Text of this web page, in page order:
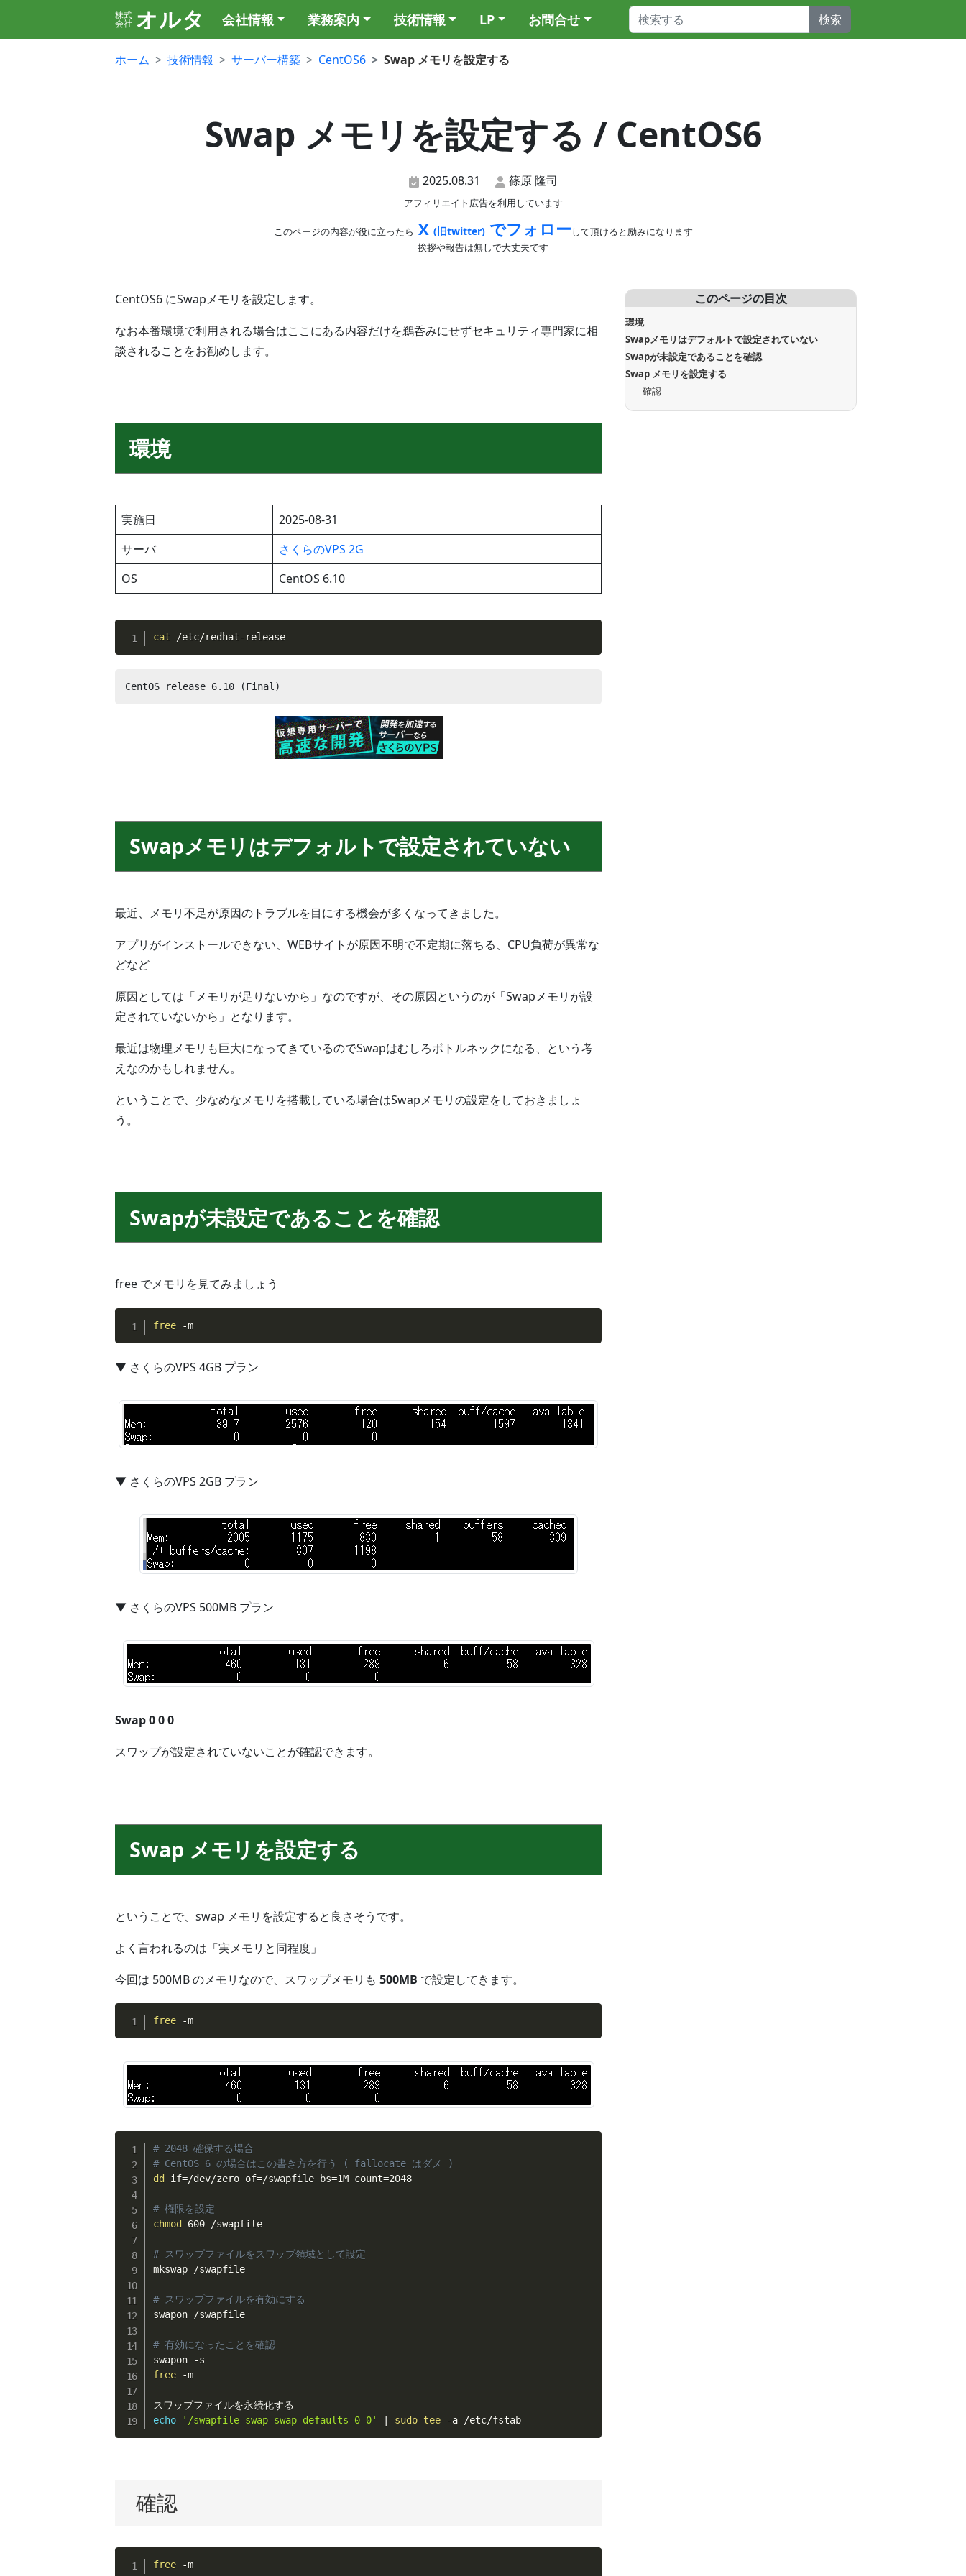
株式
会社 オルタ 会社情報 業務案内 技術情報 LP お問合せ 検索
ホーム 技術情報 サーバー構築 CentOS6 Swap メモリを設定する
Swap メモリを設定する / CentOS6
2025.08.31 篠原 隆司
アフィリエイト広告を利用しています
このページの内容が役に立ったら X (旧twitter)でフォローして頂けると励みになります
挨拶や報告は無しで大丈夫です
CentOS6 にSwapメモリを設定します。
なお本番環境で利用される場合はここにある内容だけを鵜呑みにせずセキュリティ専門家に相
談されることをお勧めします。
環境
実施日
2025-08-31
サーバ
さくらのVPS 2G
OS
CentOS 6.10
cat /etc/redhat-release
CentOS release 6.10 (Final)
Swapメモリはデフォルトで設定されていない
最近、メモリ不足が原因のトラブルを目にする機会が多くなってきました。
アプリがインストールできない、WEBサイトが原因不明で不定期に落ちる、CPU負荷が異常な
どなど
原因としては「メモリが足りないから」なのですが、その原因というのが「Swapメモリが設
定されていないから」となります。
最近は物理メモリも巨大になってきているのでSwapはむしろボトルネックになる、という考
えなのかもしれません。
ということで、少なめなメモリを搭載している場合はSwapメモリの設定をしておきましょ
う。
Swapが未設定であることを確認
free でメモリを見てみましょう
free -m
▼ さくらのVPS 4GB プラン
▼ さくらのVPS 2GB プラン
▼ さくらのVPS 500MB プラン
Swap 0 0 0
スワップが設定されていないことが確認できます。
Swap メモリを設定する
ということで、swap メモリを設定すると良さそうです。
よく言われるのは「実メモリと同程度」
今回は 500MB のメモリなので、スワップメモリも 500MB で設定してきます。
free -m
# 2048 確保する場合
# CentOS 6 の場合はこの書き方を行う ( fallocate はダメ )
dd
if=/dev/zero of=/swapfile bs=1M count=2048
# 権限を設定
chmod
600 /swapfile
# スワップファイルをスワップ領域として設定
mkswap /swapfile
# スワップファイルを有効にする
swapon /swapfile
# 有効になったことを確認
free -m
echo
'/swapfile swap swap defaults 0 0' sudo tee -a /etc/fstab
確認
free -m
このページの目次
環境
Swapメモリはデフォルトで設定されていない
Swapが未設定であることを確認
Swap メモリを設定する
確認